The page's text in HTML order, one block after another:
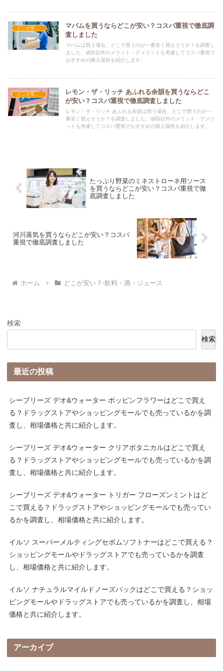
どこが安い？-飲料・酒・ジュース
マバムを買うならどこが安い？コスパ重視で徹底調
査しました
マバムは買う場合、どこで買うのが一番安く買えそうか？を調査し
ました。値段以外のメリット・デメリットも考慮してコスパ重視で
おすすめの購入場所を紹介します。
どこが安い？-飲料・酒・ジュース
レモン・ザ・リッチ あふれる余韻を買うならどこ
が安い？コスパ重視で徹底調査しました
レモン・ザ・リッチ あふれる余韻は買う場合、どこで買うのが一
番安く買えそうか？を調査しました。値段以外のメリット・デメリ
ットも考慮してコスパ重視でおすすめの購入場所を紹介します。
たっぷり野菜のミネストローネ用ソース
を買うならどこが安い？コスパ重視で徹
底調査しました
河川蒸気を買うならどこが安い？コスパ
重視で徹底調査しました
ホーム どこが安い？-飲料・酒・ジュース
検索
検索
最近の投稿
シーブリーズ デオ&ウォーター ポッピンフラワーはどこで買え
る？ドラッグストアやショッピングモールでも売っているかを調
査し、相場価格と共に紹介します。
シーブリーズ デオ&ウォーター クリアボタニカルはどこで買え
る？ドラッグストアやショッピングモールでも売っているかを調
査し、相場価格と共に紹介します。
シーブリーズ デオ&ウォーター トリガー フローズンミントはど
こで買える？ドラッグストアやショッピングモールでも売ってい
るかを調査し、相場価格と共に紹介します。
イルソ スーパーメルティングセボムソフトナーはどこで買える？
ショッピングモールやドラッグストアでも売っているかを調査
し、相場価格と共に紹介します。
イルソ ナチュラルマイルドノーズパックはどこで買える？ショッ
ピングモールやドラッグストアでも売っているかを調査し、相場
価格と共に紹介します。
アーカイブ